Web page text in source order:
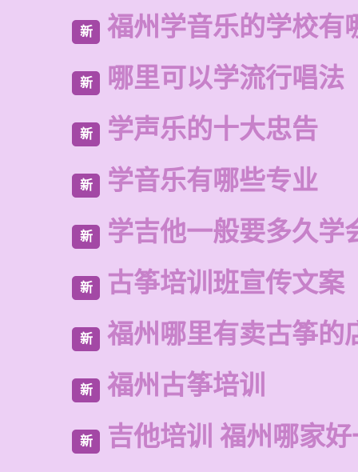
新 福州学音乐的学校有
新 哪里可以学流行唱法
新 学声乐的十大忠告
新 学音乐有哪些专业
新 学吉他一般要多久学
新 古筝培训班宣传文案
新 福州哪里有卖古筝的
新 福州古筝培训
新 吉他培训 福州哪家